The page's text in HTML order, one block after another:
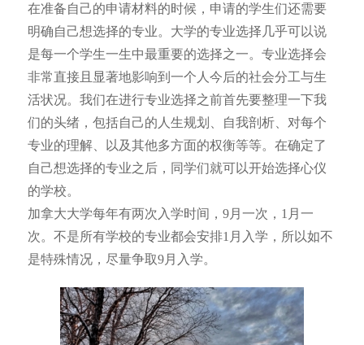
在准备自己的申请材料的时候，申请的学生们还需要
明确自己想选择的专业。大学的专业选择几乎可以说
是每一个学生一生中最重要的选择之一。专业选择会
非常直接且显著地影响到一个人今后的社会分工与生
活状况。我们在进行专业选择之前首先要整理一下我
们的头绪，包括自己的人生规划、自我剖析、对每个
专业的理解、以及其他多方面的权衡等等。在确定了
自己想选择的专业之后，同学们就可以开始选择心仪
的学校。
加拿大大学每年有两次入学时间，9月一次，1月一
次。不是所有学校的专业都会安排1月入学，所以如不
是特殊情况，尽量争取9月入学。